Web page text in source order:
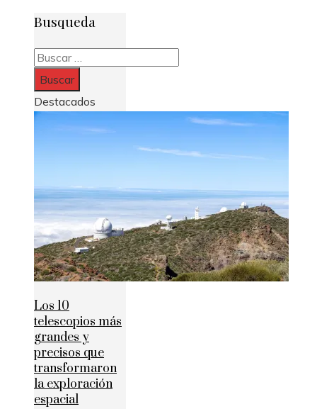
Busqueda
Buscar:
Destacados
Los 10
telescopios más
grandes y
precisos que
transformaron
la exploración
espacial